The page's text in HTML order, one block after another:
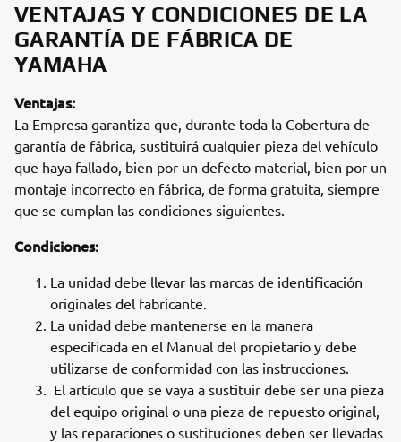
VENTAJAS Y CONDICIONES DE LA
GARANTÍA DE FÁBRICA DE
YAMAHA
Ventajas:
La Empresa garantiza que, durante toda la Cobertura de
garantía de fábrica, sustituirá cualquier pieza del vehículo
que haya fallado, bien por un defecto material, bien por un
montaje incorrecto en fábrica, de forma gratuita, siempre
que se cumplan las condiciones siguientes.
Condiciones:
La unidad debe llevar las marcas de identificación
originales del fabricante.
La unidad debe mantenerse en la manera
especificada en el Manual del propietario y debe
utilizarse de conformidad con las instrucciones.
El artículo que se vaya a sustituir debe ser una pieza
del equipo original o una pieza de repuesto original,
y las reparaciones o sustituciones deben ser llevadas